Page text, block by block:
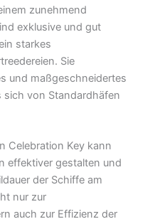
zunehmend
exklusive und gut
starkes
Sie
und maßgeschneidertes
sich von Standardhäfen
Celebration Key kann
effektiver gestalten und
der Schiffe am
nur zur
auch zur Effizienz der